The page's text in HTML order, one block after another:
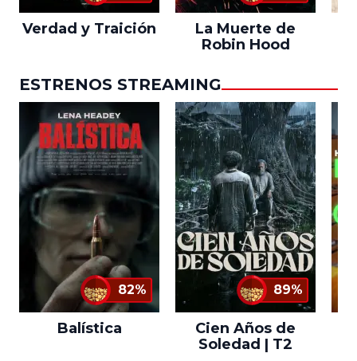
Verdad y Traición
La Muerte de
Robin Hood
ESTRENOS STREAMING
82%
Balística
89%
Cien Años de
Soledad | T2